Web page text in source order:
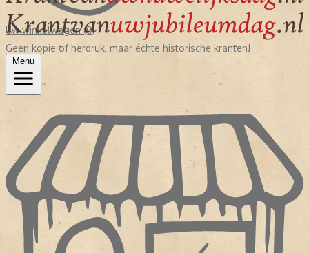
Uw winkelwagen (0)
Geen kopie of herdruk, maar échte historische kranten!
Menu